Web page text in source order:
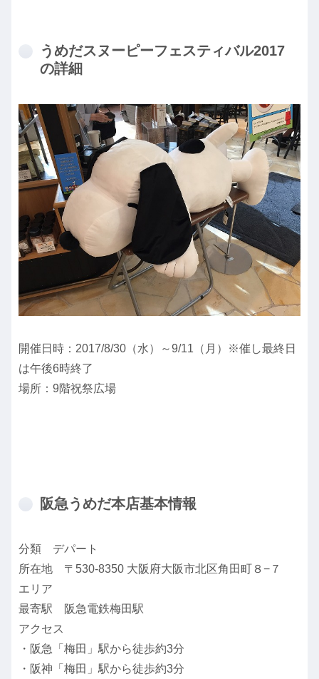
うめだスヌーピーフェスティバル2017
の詳細
開催日時：2017/8/30（水）～9/11（月）※催し最終日
は午後6時終了
場所：9階祝祭広場
阪急うめだ本店基本情報
分類 デパート
所在地 〒530-8350 大阪府大阪市北区角田町８−７
エリア
最寄駅 阪急電鉄梅田駅
アクセス
・阪急「梅田」駅から徒歩約3分
・阪神「梅田」駅から徒歩約3分